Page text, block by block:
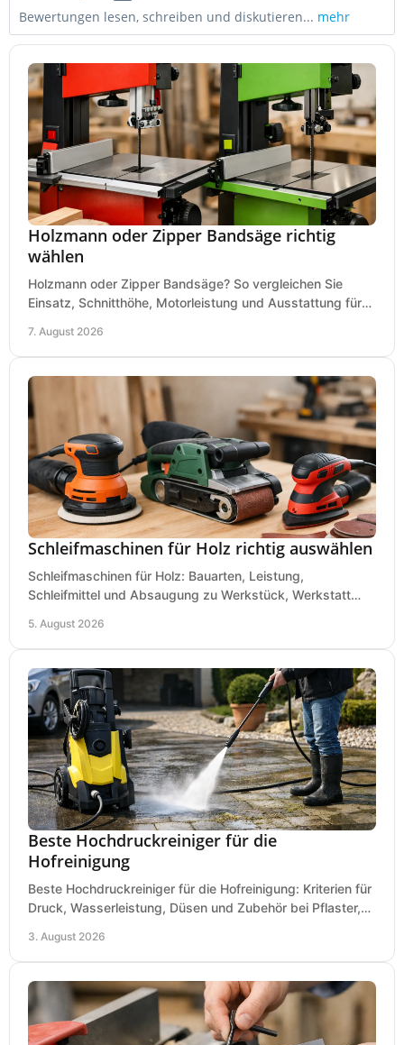
Bewertungen lesen, schreiben und diskutieren... mehr
Holzmann oder Zipper Bandsäge richtig
wählen
Holzmann oder Zipper Bandsäge? So vergleichen Sie
Einsatz, Schnitthöhe, Motorleistung und Ausstattung für
7. August 2026
Schleifmaschinen für Holz richtig auswählen
Schleifmaschinen für Holz: Bauarten, Leistung,
Schleifmittel und Absaugung zu Werkstück, Werkstatt
5. August 2026
Beste Hochdruckreiniger für die
Hofreinigung
Beste Hochdruckreiniger für die Hofreinigung: Kriterien für
Druck, Wasserleistung, Düsen und Zubehör bei Pflaster,
3. August 2026